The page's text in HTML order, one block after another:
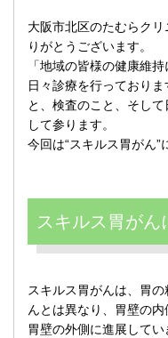
大阪市北区のたむらク
りがとうございます。
「地域の皆様の健康維
日々診療を行っており
と、検査のこと、そし
して参ります。
今回は“スキルス胃がん”
スキルス胃がん
スキルス胃がんは、胃
んとは異なり、胃壁の
胃壁の外側に進展してい